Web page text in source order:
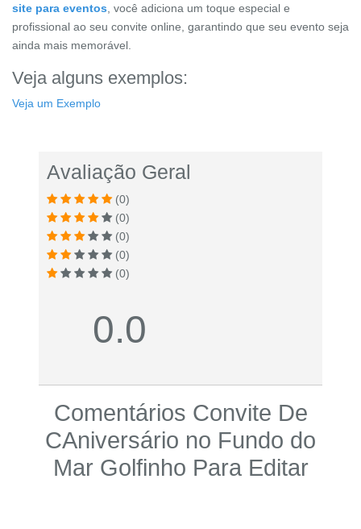
site para eventos , você adiciona um toque especial e
profissional ao seu convite online, garantindo que seu evento seja
ainda mais memorável.
Veja alguns exemplos:
Veja um Exemplo
Avaliação Geral
(0)
(0)
(0)
(0)
(0)
0.0
Comentários Convite De
CAniversário no Fundo do
Mar Golfinho Para Editar